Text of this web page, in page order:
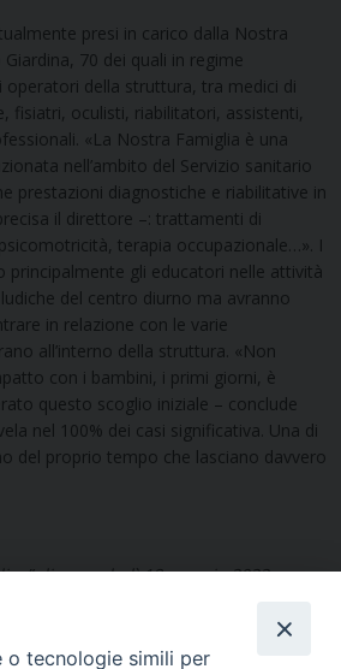
presi in carico dalla Nostra
70 dei quali in regime
operatori della struttura, tra medici di
fisiatri, oculisti, riabilitatori, assistenti,
«La Nostra Famiglia è una
nell’ambito del Servizio sanitario
prestazioni diagnostiche e riabilitative in
il direttore –: trattamenti di
terapia occupazionale…». I
principalmente gli educatori nelle attività
del centro diurno ma avranno
in relazione con le varie
all’interno della struttura. «Non
con i bambini, i primi giorni, è
questo scoglio iniziale – conclude
nel 100% dei casi significativa. Una di
del proprio tempo che lasciano davvero
di mercoledì 18 maggio 2022
o tecnologie simili per